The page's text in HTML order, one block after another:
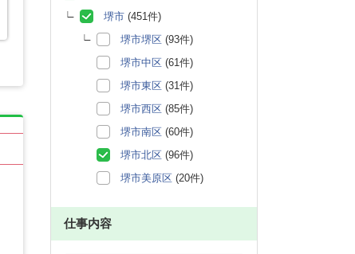
堺市 (451件)
堺市堺区 (93件)
堺市中区 (61件)
堺市東区 (31件)
堺市西区 (85件)
堺市南区 (60件)
堺市北区 (96件)
堺市美原区 (20件)
仕事内容